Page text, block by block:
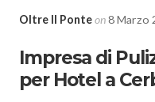
Oltre Il Ponteon8 Marzo
Impresa di
per Hotel a